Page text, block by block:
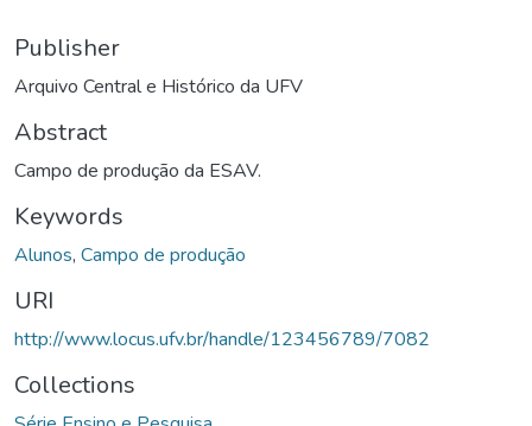
Publisher
Arquivo Central e Histórico da UFV
Abstract
Campo de produção da ESAV.
Keywords
Alunos, Campo de produção
URI
http://www.locus.ufv.br/handle/123456789/7082
Collections